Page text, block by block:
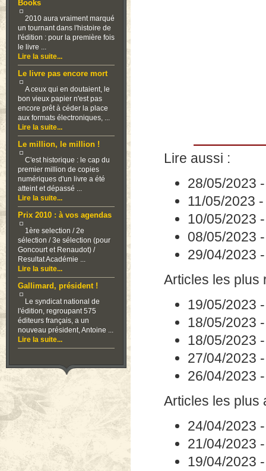
Books
2010 aura vraiment marqué
un tournant dans l'histoire de
l'édition : pour la première fois
le livre ...
Lire la suite...
Le livre pas encore mort
A ceux qui en doutaient, le
bon vieux papier n'est pas
encore prêt à céder la place
aux formats électroniques, ...
Lire la suite...
Le million, le million !
C'est historique : le cap du
premier million de copies
numériques d'un livre a été
atteint et dépassé ...
Lire la suite...
Prix 2010 : à vos agendas
1ère selection / 2e
sélection / 3e sélection (pour
Goncourt et Renaudot) /
Resultat Académie ...
Lire la suite...
Gallimard, président !
Le syndicat national de
l'édition, regroupant 575
éditeurs français, a un
nouveau président, Antoine ...
Lire la suite...
Lire aussi :
28/05/2023
11/05/2023
10/05/2023
08/05/2023
29/04/2023
Articles les plus
19/05/2023
18/05/2023
18/05/2023
27/04/2023
26/04/2023
Articles les plus
24/04/2023
21/04/2023
19/04/2023